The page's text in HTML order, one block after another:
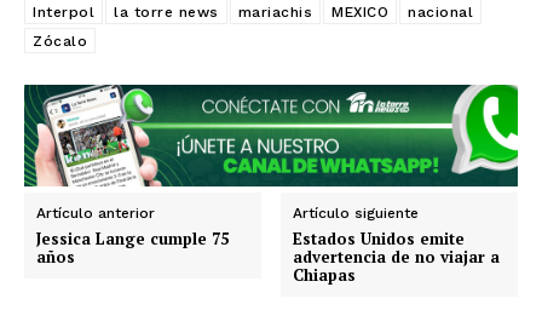
SUSCRIBIRSE
Estados
Aguascalientes Baja California
Campeche
Chiapas
Interpol
la torre news mariachis MEXICO
nacional
Zócalo
Artículo anterior
Jessica Lange cumple 75
años
Artículo siguiente
Estados Unidos emite
advertencia de no viajar a
Chiapas